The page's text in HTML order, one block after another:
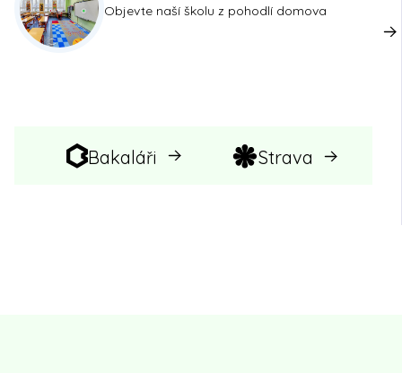
Objevte naší školu z pohodlí domova
Bakaláři Strava